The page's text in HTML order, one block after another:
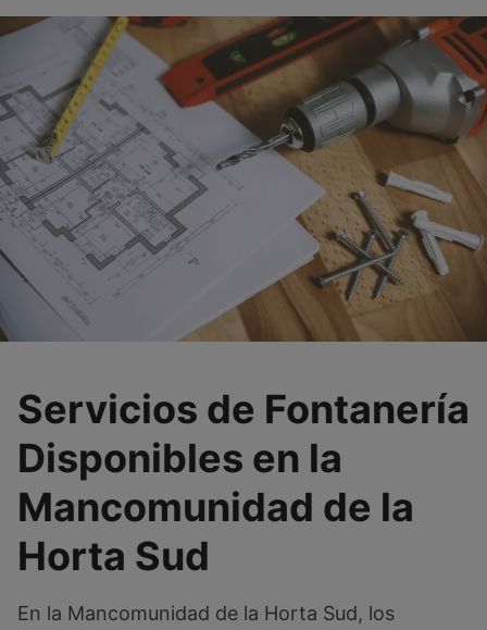
Servicios de Fontanería
Disponibles en la
Mancomunidad de la
Horta Sud
En la Mancomunidad de la Horta Sud, los